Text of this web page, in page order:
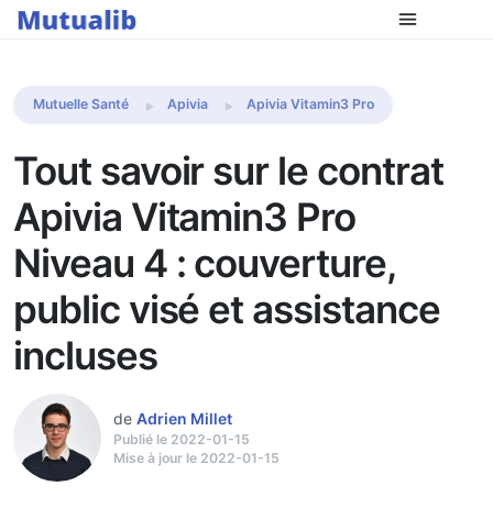
Comparer les mutuelles
Mutuelle Santé Apivia Apivia Vitamin3 Pro
Tout savoir sur le contrat
Apivia Vitamin3 Pro
Niveau 4 : couverture,
public visé et assistance
incluses
de Adrien Millet
Publié le 2022-01-15
Mise à jour le 2022-01-15